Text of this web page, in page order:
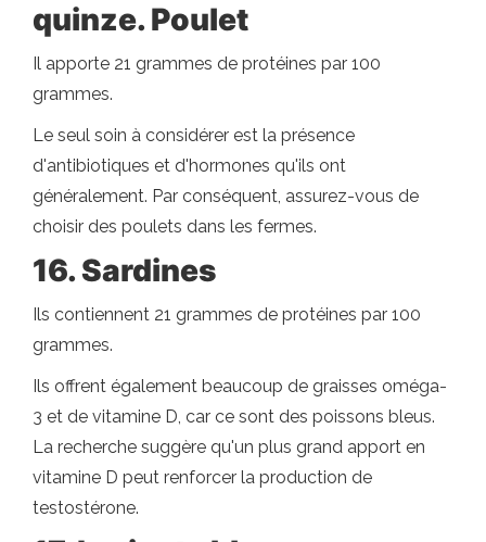
quinze. Poulet
Il apporte 21 grammes de protéines par 100
grammes.
Le seul soin à considérer est la présence
d'antibiotiques et d'hormones qu'ils ont
généralement. Par conséquent, assurez-vous de
choisir des poulets dans les fermes.
16. Sardines
Ils contiennent 21 grammes de protéines par 100
grammes.
Ils offrent également beaucoup de graisses oméga-
3 et de vitamine D, car ce sont des poissons bleus.
La recherche suggère qu'un plus grand apport en
vitamine D peut renforcer la production de
testostérone.